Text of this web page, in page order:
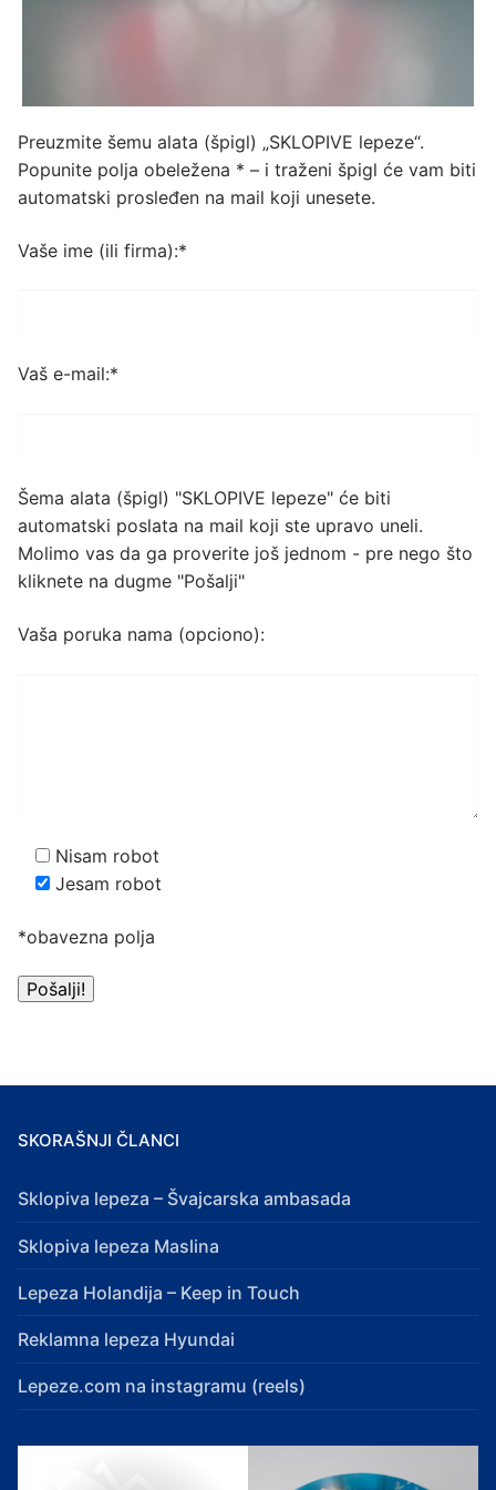
Preuzmite šemu alata (špigl) „SKLOPIVE lepeze“.
Popunite polja obeležena * – i traženi špigl će vam biti
automatski prosleđen na mail koji unesete.
Vaše ime (ili firma):*
Vaš e-mail:*
Šema alata (špigl) "SKLOPIVE lepeze" će biti
automatski poslata na mail koji ste upravo uneli.
Molimo vas da ga proverite još jednom - pre nego što
kliknete na dugme "Pošalji"
Vaša poruka nama (opciono):
Nisam robot
Jesam robot
*obavezna polja
SKORAŠNJI ČLANCI
Sklopiva lepeza – Švajcarska ambasada
Sklopiva lepeza Maslina
Lepeza Holandija – Keep in Touch
Reklamna lepeza Hyundai
Lepeze.com na instagramu (reels)